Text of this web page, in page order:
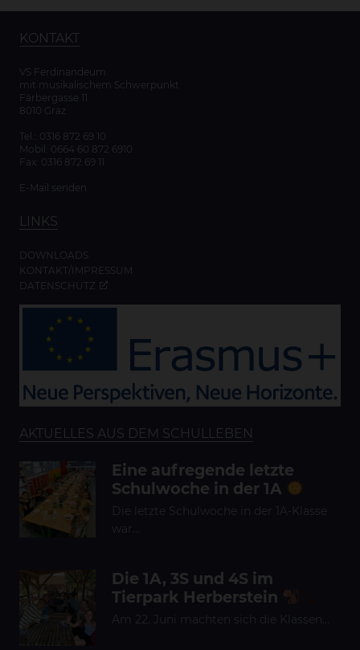
KONTAKT
VS Ferdinandeum
mit musikalischem Schwerpunkt
Färbergasse 11
8010 Graz
Tel.: 0316 872 69 10
Mobil: 0664 60 872 6910
Fax: 0316 872 69 11
E-Mail senden
LINKS
DOWNLOADS
KONTAKT/IMPRESSUM
DATENSCHUTZ
AKTUELLES AUS DEM SCHULLEBEN
Eine aufregende letzte
Schulwoche in der 1A
Die letzte Schulwoche in der 1A-Klasse
war…
Die 1A, 3S und 4S im
Tierpark Herberstein
Am 22. Juni machten sich die Klassen…